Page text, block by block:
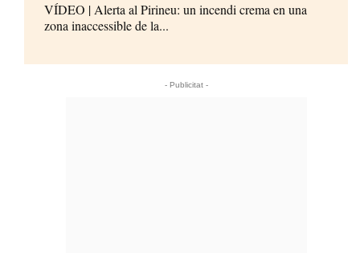
VÍDEO | Alerta al Pirineu: un incendi crema en una
zona inaccessible de la...
- Publicitat -